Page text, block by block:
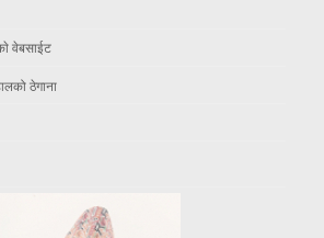
वेबसाईट
ठेगाना